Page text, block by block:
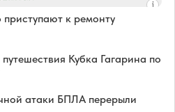
к ремонту
Кубка Гагарина по
атаки БПЛА перерыли